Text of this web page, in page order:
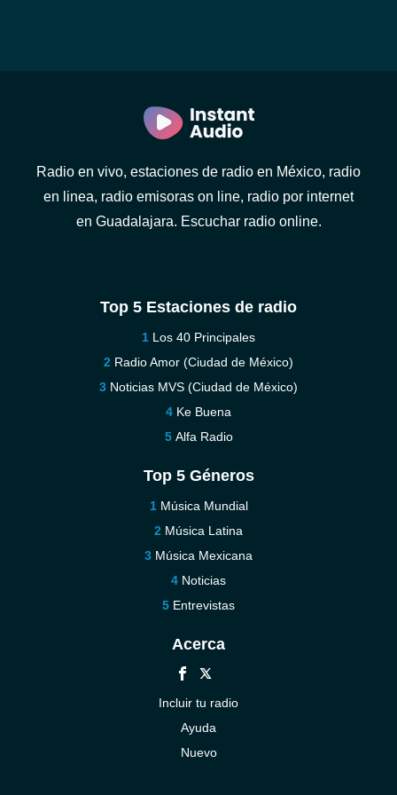
Radio en vivo, estaciones de radio en México, radio
en linea, radio emisoras on line, radio por internet
en Guadalajara. Escuchar radio online.
Top 5 Estaciones de radio
Los 40 Principales
Radio Amor (Ciudad de México)
Noticias MVS (Ciudad de México)
Ke Buena
Alfa Radio
Top 5 Géneros
Música Mundial
Música Latina
Música Mexicana
Noticias
Entrevistas
Acerca
Incluir tu radio
Ayuda
Nuevo